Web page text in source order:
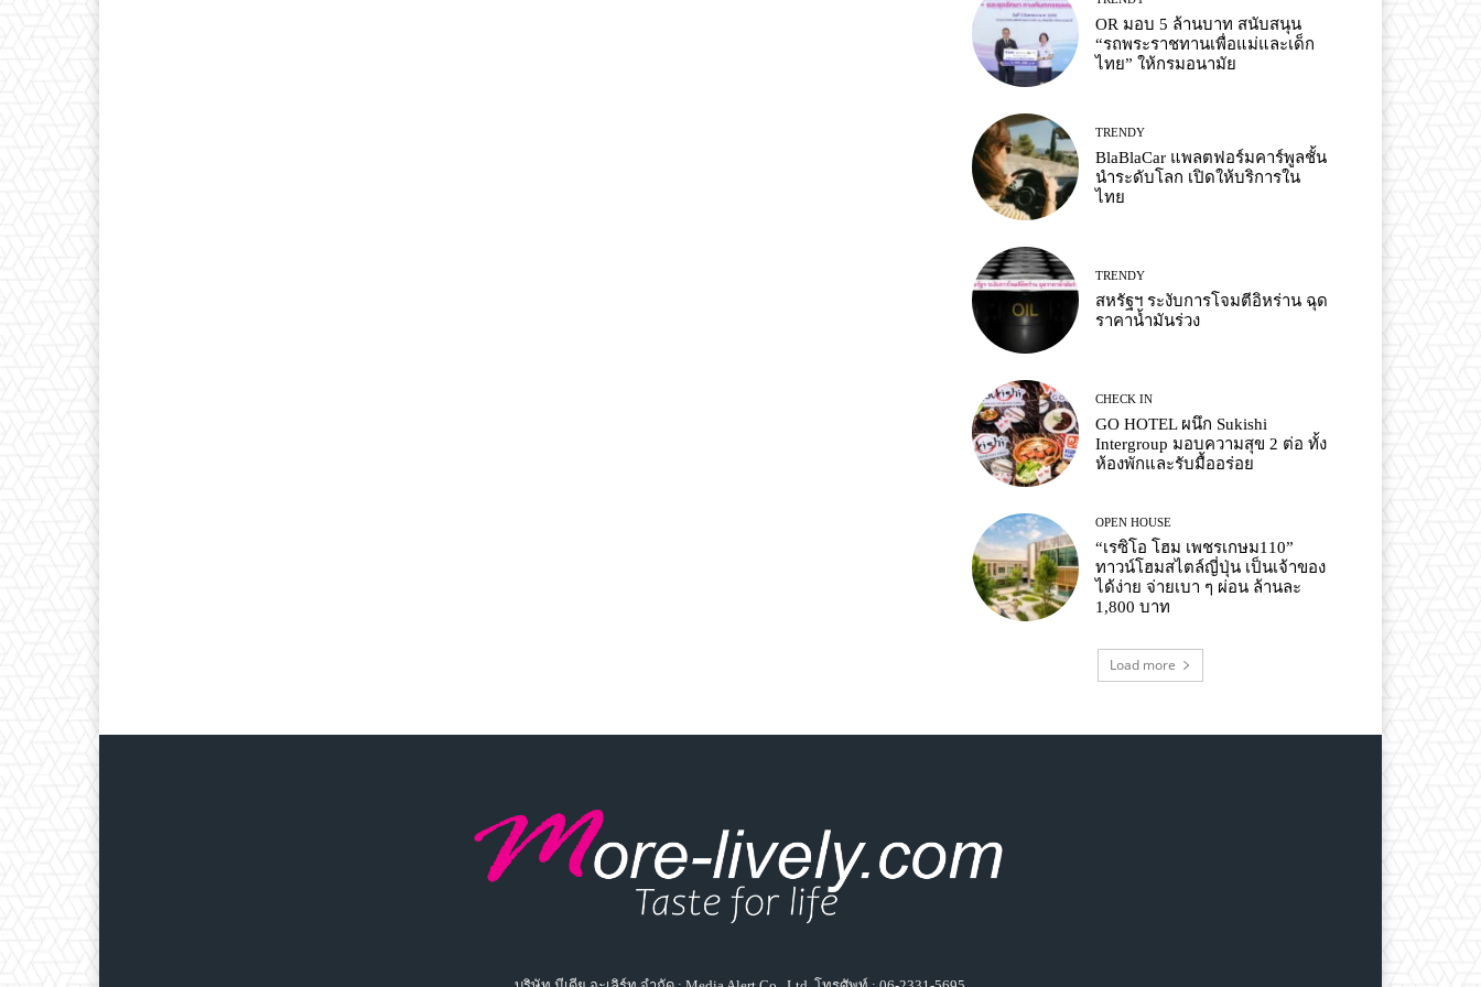
OR มอบ 5 ล้านบาท สนับสนุน
“รถพระราชทานเพื่อแม่และเด็ก
ไทย” ให้กรมอนามัย
TRENDY
BlaBlaCar แพลตฟอร์มคาร์พูลชั้น
นำระดับโลก เปิดให้บริการใน
ไทย
TRENDY
สหรัฐฯ ระงับการโจมตีอิหร่าน ฉุด
ราคาน้ำมันร่วง
CHECK IN
GO HOTEL ผนึก Sukishi
Intergroup มอบความสุข 2 ต่อ ทั้ง
ห้องพักและรับมื้ออร่อย
OPEN HOUSE
“เรซิโอ โฮม เพชรเกษม110”
ทาวน์โฮมสไตล์ญี่ปุ่น เป็นเจ้าของ
ได้ง่าย จ่ายเบา ๆ ผ่อน ล้านละ
1,800 บาท
Load more